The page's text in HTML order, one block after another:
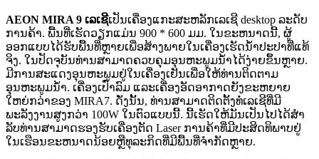
AEON MIRA 9 ເລເຊີເປັນເຄື່ອງແກະສະຫລັກເລເຊີ desktop ລະດັບ
ການຄ້າ. ພື້ນທີ່ເຮັດວຽກແມ່ນ 900 * 600 ມມ. ໃນຂະຫນາດນີ້, ຜູ້
ອອກແບບໄດ້ຮັບພື້ນທີ່ຫຼາຍເພື່ອສ້າງພາຍໃນເຄື່ອງເຮັດນ້ໍາປະປາທີ່ແທ້
ຈິງ. ໃນປັດຈຸບັນທ່ານສາມາດຄວບຄຸມອຸນຫະພູມນ້ໍາໄດ້ງ່າຍຂຶ້ນຫຼາຍ.
ມີການສະແດງອຸນຫະພູມຢູ່ໃນເຄື່ອງເຢັນເພື່ອໃຫ້ທ່ານຕິດຕາມ
ອຸນຫະພູມນ້ໍາ. ເຄື່ອງເປົ່າລົມ ແລະເຄື່ອງອັດອາກາດຍັງຂະຫຍາຍ
ໃຫຍ່ກວ່າຂອງ MIRA7. ດັ່ງນັ້ນ, ທ່ານສາມາດຕິດຕັ້ງທໍ່ເລເຊີທີ່ມີ
ພະລັງງານສູງກວ່າ 100W ໃນຕົວແບບນີ້. ນີ້ເຮັດໃຫ້ມັນເປັນໄປໄດ້ສໍາ
ລັບທ່ານສາມາດຮອງຮັບເຄື່ອງຕັດ Laser ການຄ້າທີ່ມີປະສິດທິພາບຢູ່
ໃນເຮືອນຂະຫນາດນ້ອຍຫຼືທຸລະກິດທີ່ມີພື້ນທີ່ຈໍາກັດຫຼາຍ.